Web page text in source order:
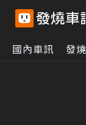
國內車訊 發